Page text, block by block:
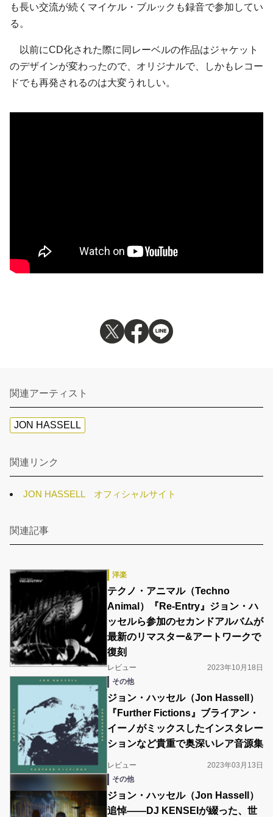
も長い交流が続くマイケル・ブルックも録音で参加してい
る。
以前にCD化された際に同レーベルの作品はジャケット
のデザインが変わったので、オリジナルで、しかもレコー
ドでも再発されるのは大変うれしい。
関連アーティスト
JON HASSELL
関連リンク
JON HASSELL オフィシャルサイト
関連記事
洋楽
テクノ・アニマル（Techno
Animal）『Re-Entry』ジョン・ハ
ッセルら参加のセカンドアルバムが
最新のリマスター&アートワークで
復刻
レビュー
2023年10月18日
その他
ジョン・ハッセル（Jon Hassell）
『Further Fictions』ブライアン・
イーノがミックスしたインスタレー
ションなど貴重で奥深いレア音源集
レビュー
2023年03月13日
その他
ジョン・ハッセル（Jon Hassell）
追悼――DJ KENSEIが綴った、世